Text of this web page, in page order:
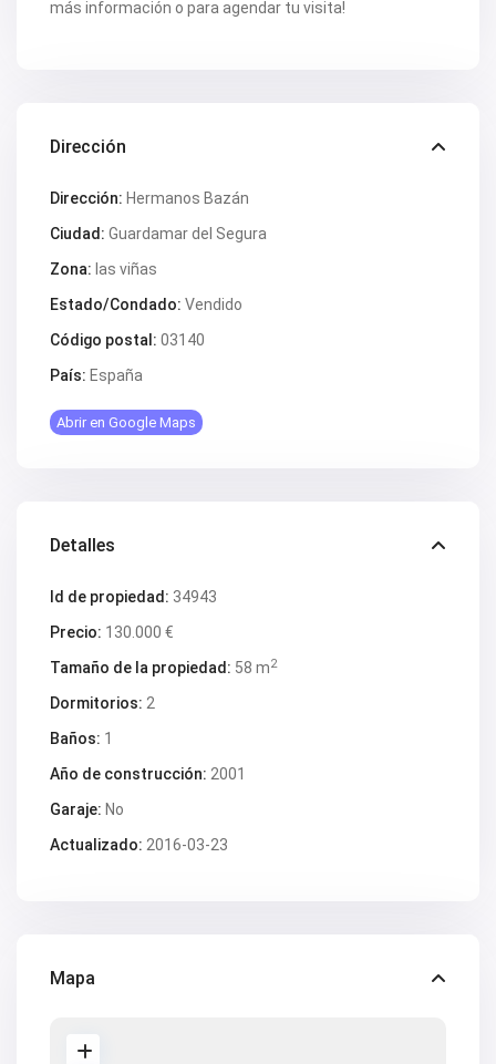
V2553
V2572
V2577
V2579
V2587
V2588B
V2590
V2591
V2595
V2599
V2603
V2617
V2619
V2624
V2629
V2630
V2631
V2633
V2637
V2641
V2643
V2662
V2664
V2671
más información o para agendar tu visita!
Dirección
Dirección: Hermanos Bazán
Ciudad: Guardamar del Segura
Zona: las viñas
Estado/Condado: Vendido
Código postal: 03140
País: España
Abrir en Google Maps
Detalles
Id de propiedad: 34943
Precio: 130.000 €
Tamaño de la propiedad: 58 m2
Dormitorios: 2
Baños: 1
Año de construcción: 2001
Garaje: No
Actualizado: 2016-03-23
Mapa